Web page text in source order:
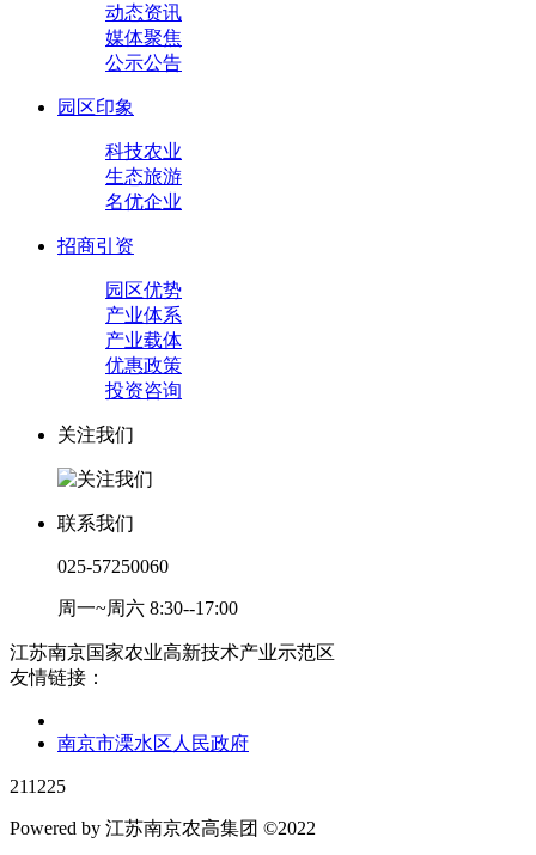
动态资讯
媒体聚焦
公示公告
园区印象
科技农业
生态旅游
名优企业
招商引资
园区优势
产业体系
产业载体
优惠政策
投资咨询
关注我们
联系我们
025-57250060
周一~周六 8:30--17:00
江苏南京国家农业高新技术产业示范区
友情链接：
南京市溧水区人民政府
211225
Powered by 江苏南京农高集团 ©2022